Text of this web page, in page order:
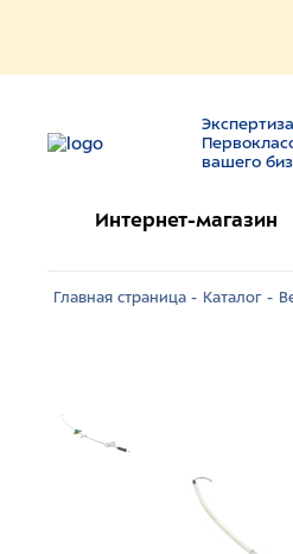
вашего
Интернет-магазин
Главная страница - Каталог -